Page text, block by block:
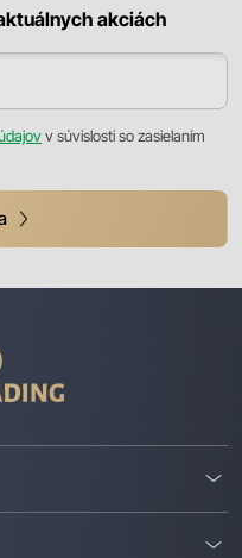
akciách
v súvislosti so zasielaním